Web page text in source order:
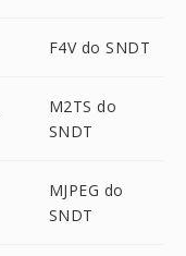
F4V do SNDT
M2TS do
SNDT
MJPEG do
SNDT